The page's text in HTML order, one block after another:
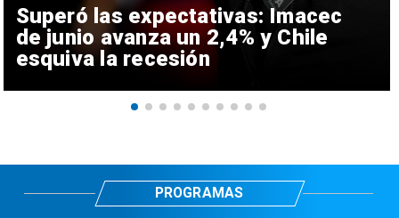
Superó las expectativas: Imacec
de junio avanza un 2,4% y Chile
esquiva la recesión
PROGRAMAS